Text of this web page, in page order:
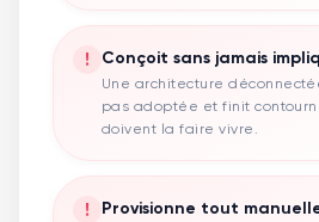
! Conçoit sans jamais
Une architecture
pas adoptée et finit
doivent la faire vivre.
!
Provisionne tout